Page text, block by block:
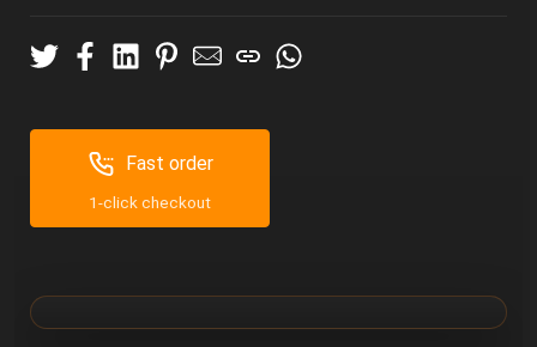
Fast order
1-click checkout